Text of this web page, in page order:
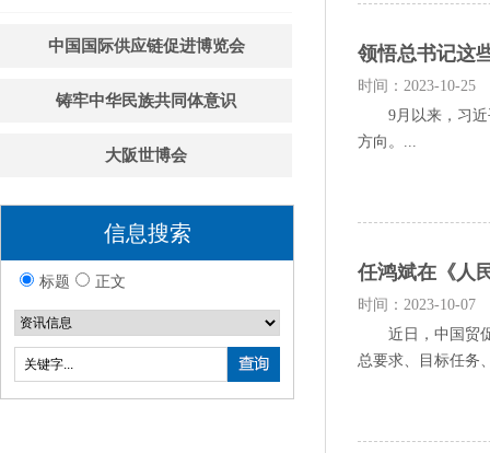
中国国际供应链促进博览会
铸牢中华民族共同体意识
大阪世博会
信息搜索
标题 正文
领悟总书记这
时间：2023-10-25
9月以来，习近平
方向。...
任鸿斌在《人
时间：2023-10-07
近日，中国贸促
总要求、目标任务